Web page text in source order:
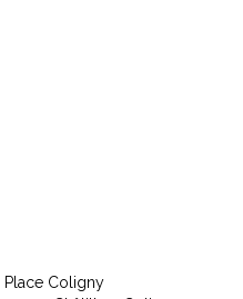
Place Coligny